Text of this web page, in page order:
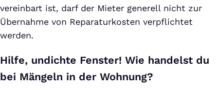
vereinbart ist, darf der Mieter generell nicht zur
Übernahme von Reparaturkosten verpflichtet
werden.
Hilfe, undichte Fenster! Wie handelst du
bei Mängeln in der Wohnung?